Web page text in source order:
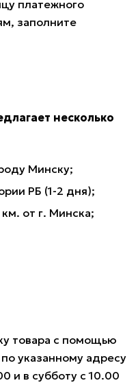
платежного
заполните
несколько
Минску;
РБ (1-2 дня);
от г. Минска;
товара с помощью
указанному адресу
и в субботу с 10.00